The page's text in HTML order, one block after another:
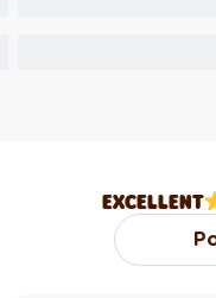
EXCELLENT